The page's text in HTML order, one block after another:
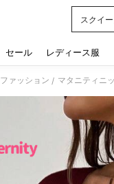
スクイ
セール レディース服
ァッション / マタニティニ